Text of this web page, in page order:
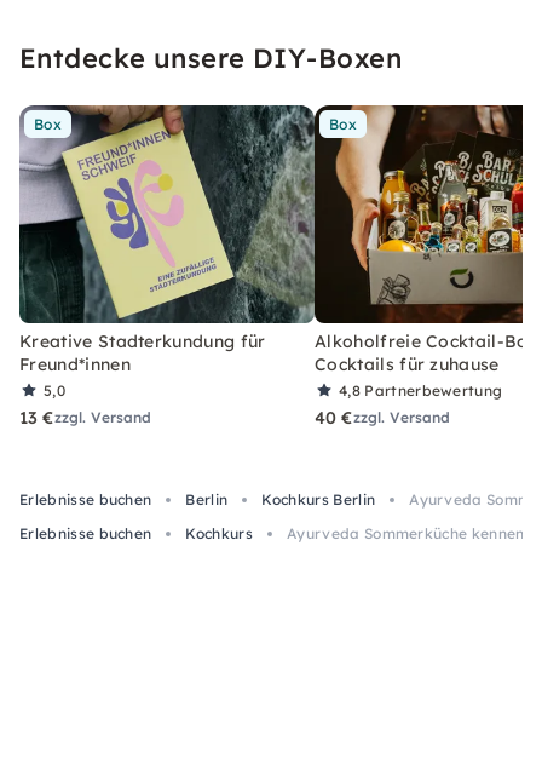
Entdecke unsere DIY-Boxen
Box
Kreative Stadterkundung für
Freund*innen
5,0
13 €zzgl. Versand
Box
Alkoholfreie Cocktail-Box
Cocktails für zuhause
4,8 Partnerbewertung
40 €zzgl. Versand
Erlebnisse buchen Berlin Kochkurs Berlin
Ayurveda
Erlebnisse buchen
Kochkurs Ayurveda Sommerküche